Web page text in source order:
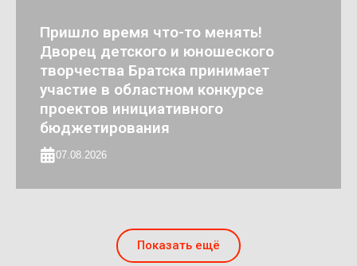
Пришло время что-то менять!
Дворец детского и юношеского
творчества Братска принимает
участие в областном конкурсе
проектов инициативного
бюджетирования
07.08.2026
Показать ещё